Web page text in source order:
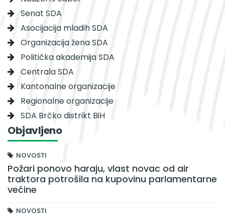
Senat SDA
Asocijacija mladih SDA
Organizacija žena SDA
Politička akademija SDA
Centrala SDA
Kantonalne organizacije
Regionalne organizacije
SDA Brčko distrikt BiH
Objavljeno
NOVOSTI
Požari ponovo haraju, vlast novac od air
traktora potrošila na kupovinu parlamentarne
većine
NOVOSTI